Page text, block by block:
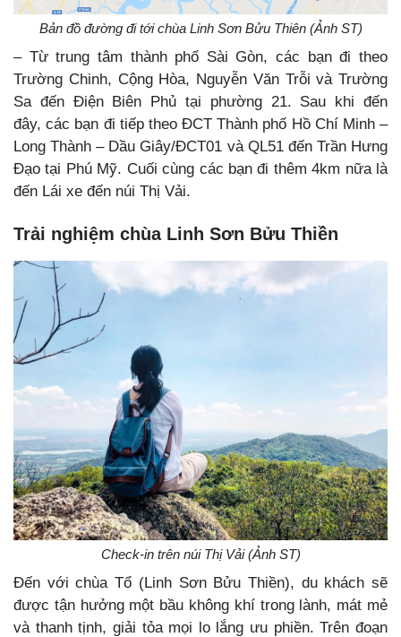
Bản đồ đường đi tới chùa Linh Sơn Bửu Thiên (Ảnh ST)
– Từ trung tâm thành phố Sài Gòn, các bạn đi theo
Trường Chinh, Cộng Hòa, Nguyễn Văn Trỗi và Trường
Sa đến Điện Biên Phủ tại phường 21. Sau khi đến
đây, các bạn đi tiếp theo ĐCT Thành phố Hồ Chí Minh –
Long Thành – Dầu Giây/ĐCT01 và QL51 đến Trần Hưng
Đạo tại Phú Mỹ. Cuối cùng các bạn đi thêm 4km nữa là
đến Lái xe đến núi Thị Vải.
Trải nghiệm chùa Linh Sơn Bửu Thiền
Check-in trên núi Thị Vải (Ảnh ST)
Đến với chùa Tổ (Linh Sơn Bửu Thiền), du khách sẽ
được tận hưởng một bầu không khí trong lành, mát mẻ
và thanh tịnh, giải tỏa mọi lo lắng ưu phiền. Trên đoạn